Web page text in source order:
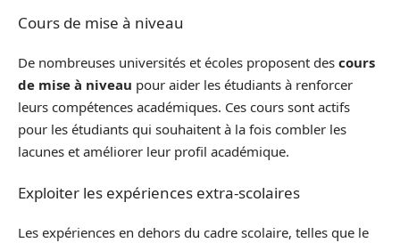
Cours de mise à niveau
De nombreuses universités et écoles proposent des cours
de mise à niveau pour aider les étudiants à renforcer
leurs compétences académiques. Ces cours sont actifs
pour les étudiants qui souhaitent à la fois combler les
lacunes et améliorer leur profil académique.
Exploiter les expériences extra-scolaires
Les expériences en dehors du cadre scolaire, telles que le